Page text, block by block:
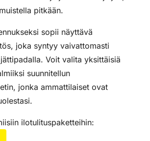
pitkään.
sopii näyttävä
joka syntyy vaivattomasti
Voit valita yksittäisiä
suunnitellun
jonka ammattilaiset ovat
ilotulituspaketteihin: